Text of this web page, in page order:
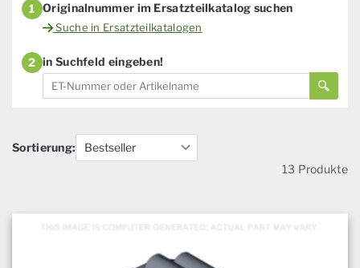
1 Originalnummer im Ersatzteilkatalog suchen
Suche in Ersatzteilkatalogen
2 in Suchfeld eingeben!
Sortierung:
13 Produkte